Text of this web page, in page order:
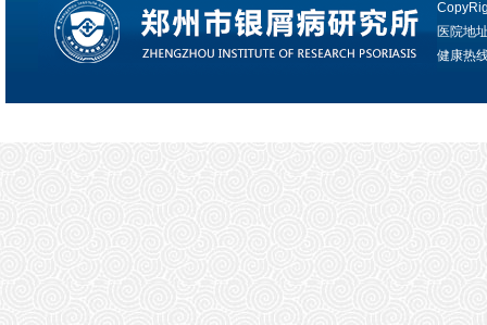
医院地
健康热